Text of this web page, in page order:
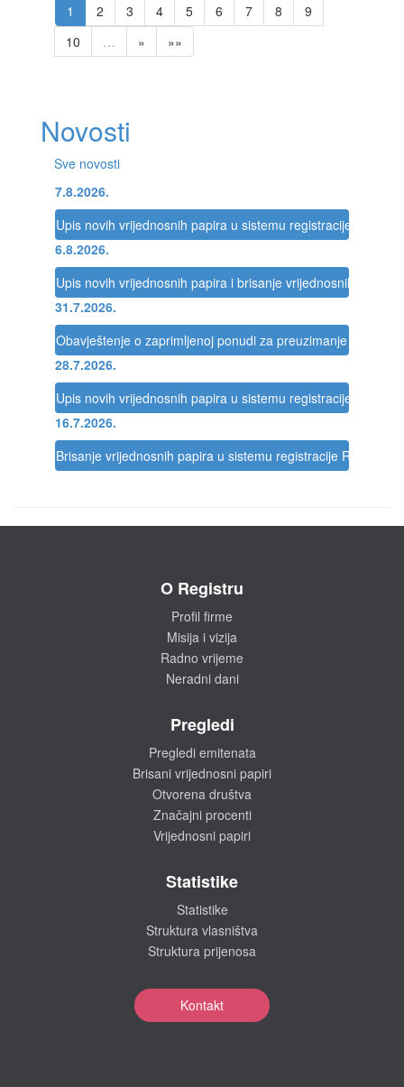
1 2 3 4 5 6 7 8
9
10
… » »»
Novosti
Sve novosti
7.8.2026.
Upis novih vrijednosnih papira u sistemu registracije Registra
6.8.2026.
Upis novih vrijednosnih papira i brisanje vrijednosnih papira
31.7.2026.
Obavještenje o zaprimljenoj ponudi za preuzimanje društva
28.7.2026.
Upis novih vrijednosnih papira u sistemu registracije Registra
16.7.2026.
Brisanje vrijednosnih papira u sistemu registracije Registra
O Registru
Profil firme
Misija i vizija
Radno vrijeme
Neradni dani
Pregledi
Pregledi emitenata
Brisani vrijednosni papiri
Otvorena društva
Značajni procenti
Vrijednosni papiri
Statistike
Statistike
Struktura vlasništva
Struktura prijenosa
Kontakt